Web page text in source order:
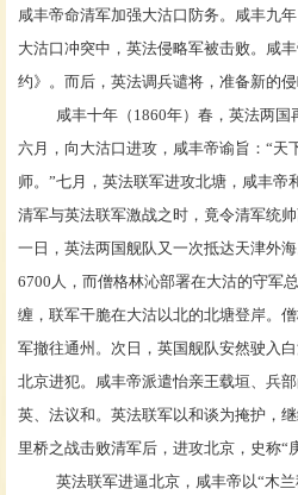
咸丰帝命清军加强大沽口 防务。咸丰九
大沽口冲突中，英法侵略军被击败。咸
约》。而后，英法调兵谴将，准备新的侵
咸丰十年（1860年）春，英法两国
六月，向大沽口进攻，咸丰帝谕旨：“天
师。”七月，英法联军进攻北塘，咸丰帝
清军与英法联军激战之时，竟令清军统
一日，英法两国舰队又一次抵达天津外
6700人，而僧格林沁部署在大沽的守军
缠，联军干脆在大沽以北的北塘登岸。
军撤往通州。次日，英国舰队安然驶入
北京进犯。咸丰帝派遣怡亲王载垣、兵
英、法议和。英法联军以和谈为掩护，
里桥之战击败清军后，进攻北京，史称“
英法联军进逼北京，咸丰帝以“木